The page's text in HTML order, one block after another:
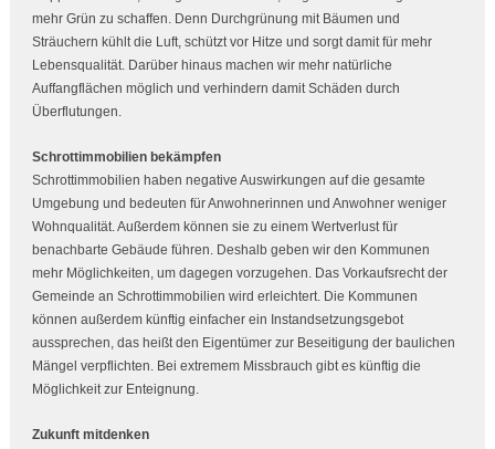
mehr Grün zu schaffen. Denn Durchgrünung mit Bäumen und
Sträuchern kühlt die Luft, schützt vor Hitze und sorgt damit für mehr
Lebensqualität. Darüber hinaus machen wir mehr natürliche
Auffangflächen möglich und verhindern damit Schäden durch
Überflutungen.
Schrottimmobilien bekämpfen
Schrottimmobilien haben negative Auswirkungen auf die gesamte
Umgebung und bedeuten für Anwohnerinnen und Anwohner weniger
Wohnqualität. Außerdem können sie zu einem Wertverlust für
benachbarte Gebäude führen. Deshalb geben wir den Kommunen
mehr Möglichkeiten, um dagegen vorzugehen. Das Vorkaufsrecht der
Gemeinde an Schrottimmobilien wird erleichtert. Die Kommunen
können außerdem künftig einfacher ein Instandsetzungsgebot
aussprechen, das heißt den Eigentümer zur Beseitigung der baulichen
Mängel verpflichten. Bei extremem Missbrauch gibt es künftig die
Möglichkeit zur Enteignung.
Zukunft mitdenken